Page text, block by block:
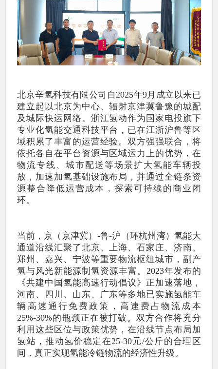
北京辛氢科技有限公司自2025年9月成立以来已
建立起以北京为中心、辐射京津冀鲁豫的城配
及城际快运网络。浙江氢动作为国家电投旗下
专业化氢能交通科技平台，已在江浙沪鲁等区
域积累了丰富的运营经验。双方强强联合，将
依托各自在平台资源与区域运力上的优势，在
物流专线、城市配送等场景扩大氢能车辆投
放，加速加氢基础设施布局，并通过全链条资
源整合降低运营成本，探索可持续的商业闭
环。
当前，京（京津冀）-鲁-沪（环杭州湾）氢能大
通道沿线汇聚了北京、上海、石家庄、济南、
郑州、嘉兴、宁波等重要物流枢纽城市，副产
氢与风光新能源制氢资源丰富。2023年发布的
《共建中国氢能高速行动倡议》正加速落地，
河南、四川、山东、广东等多地已实施氢能车
辆高速通行免费政策，高速费占物流成本
25%-30%的瓶颈正在被打破。双方合作将充分
利用这些区位与政策优势，在沿线节点布局加
氢站，推动氢价稳定在25-30元/公斤的合理区
间，真正实现氢能冷链物流的经济性升级。